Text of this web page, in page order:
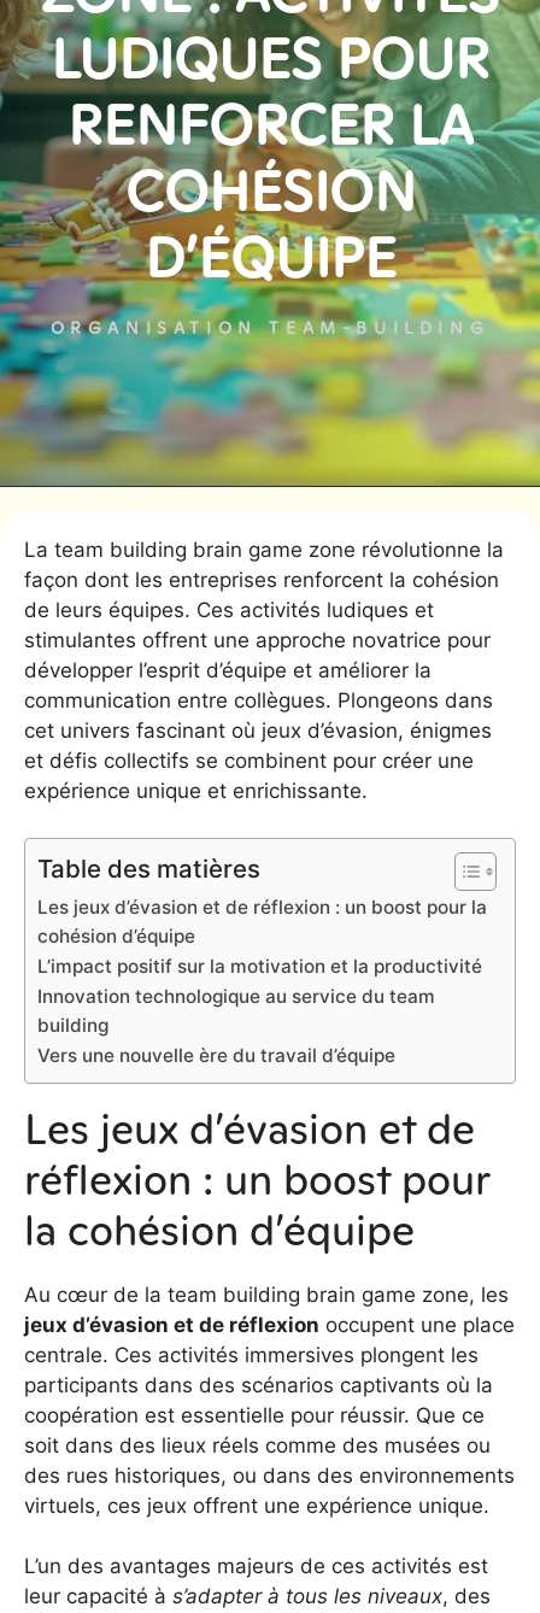
LUDIQUES POUR
RENFORCER LA
COHÉSION
D’ÉQUIPE
ORGANISATION TEAM-BUILDING
La team building brain game zone révolutionne la
façon dont les entreprises renforcent la cohésion
de leurs équipes. Ces activités ludiques et
stimulantes offrent une approche novatrice pour
développer l’esprit d’équipe et améliorer la
communication entre collègues. Plongeons dans
cet univers fascinant où jeux d’évasion, énigmes
et défis collectifs se combinent pour créer une
expérience unique et enrichissante.
Table des matières
Les jeux d’évasion et de réflexion : un boost pour la
cohésion d’équipe
L’impact positif sur la motivation et la productivité
Innovation technologique au service du team
building
Vers une nouvelle ère du travail d’équipe
Les jeux d’évasion et de
réflexion : un boost pour
la cohésion d’équipe
Au cœur de la team building brain game zone, les
jeux d’évasion et de réflexion occupent une place
centrale. Ces activités immersives plongent les
participants dans des scénarios captivants où la
coopération est essentielle pour réussir. Que ce
soit dans des lieux réels comme des musées ou
des rues historiques, ou dans des environnements
virtuels, ces jeux offrent une expérience unique.
L’un des avantages majeurs de ces activités est
leur capacité à s’adapter à tous les niveaux, des